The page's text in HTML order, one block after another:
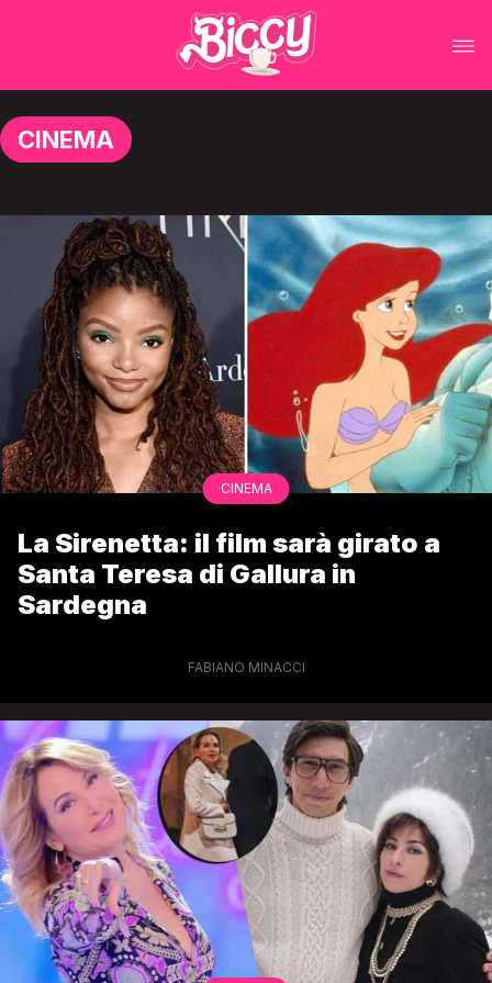
CINEMA
CINEMA
La Sirenetta: il film sarà girato a
Santa Teresa di Gallura in
Sardegna
FABIANO MINACCI